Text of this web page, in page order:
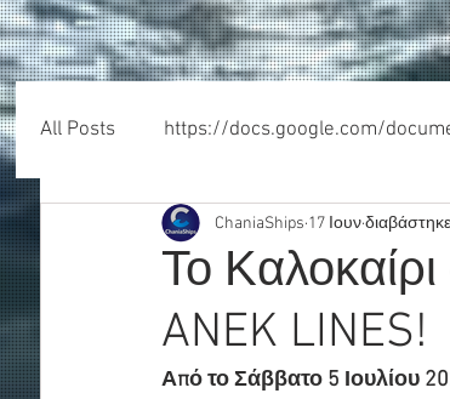
All Posts https://docs.google.com/
Το
ANEK LINES!
ChaniaShips 17 Ιουν
Από το Σάββατο 5 Ιουλίου